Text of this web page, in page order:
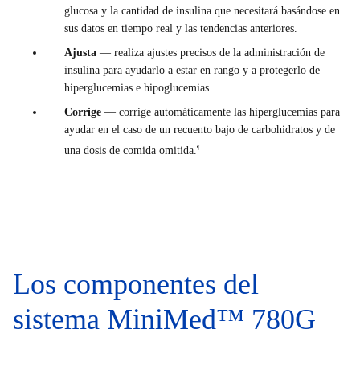
glucosa y la cantidad de insulina que necesitará basándose en
sus datos en tiempo real y las tendencias anteriores.
Ajusta — realiza ajustes precisos de la administración de
insulina para ayudarlo a estar en rango y a protegerlo de
hiperglucemias e hipoglucemias.
Corrige — corrige automáticamente las hiperglucemias para
ayudar en el caso de un recuento bajo de carbohidratos y de
una dosis de comida omitida. ¶
Los componentes del
sistema MiniMed™ 780G